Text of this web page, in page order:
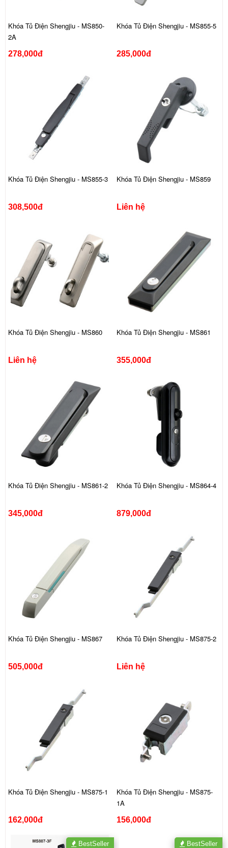
Khóa Tủ Điện Shengjiu - MS850-
2A
278,000đ
Khóa Tủ Điện Shengjiu - MS855-5
285,000đ
Khóa Tủ Điện Shengjiu - MS855-3
308,500đ
Khóa Tủ Điện Shengjiu - MS859
Liên hệ
Khóa Tủ Điện Shengjiu - MS860
Liên hệ
Khóa Tủ Điện Shengjiu - MS861
355,000đ
Khóa Tủ Điện Shengjiu - MS861-2
345,000đ
Khóa Tủ Điện Shengjiu - MS864-4
879,000đ
Khóa Tủ Điện Shengjiu - MS867
505,000đ
Khóa Tủ Điện Shengjiu - MS875-2
Liên hệ
Khóa Tủ Điện Shengjiu - MS875-1
162,000đ
Khóa Tủ Điện Shengjiu - MS875-
1A
156,000đ
BestSeller BestSeller